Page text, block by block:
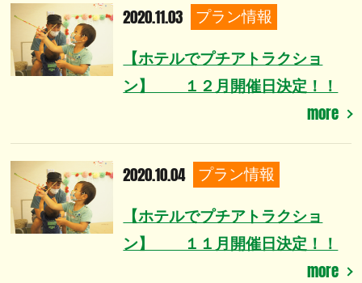
2020.11.03 プラン情報
【ホテルでプチアトラクショ
ン】 １２月開催日決定！！
more
2020.10.04 プラン情報
【ホテルでプチアトラクショ
ン】 １１月開催日決定！！
more